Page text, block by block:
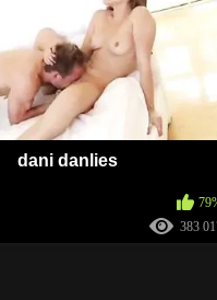
انظروا إليهم »
BellaWow منذ 2 سنة
انظروا إليهم »
dani danlies
383